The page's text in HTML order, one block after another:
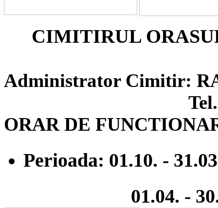
CIMITIRUL
Administrator Cimitir:
Tel. 0244-
ORAR DE
Perioada: 01.10. -
01.04. -